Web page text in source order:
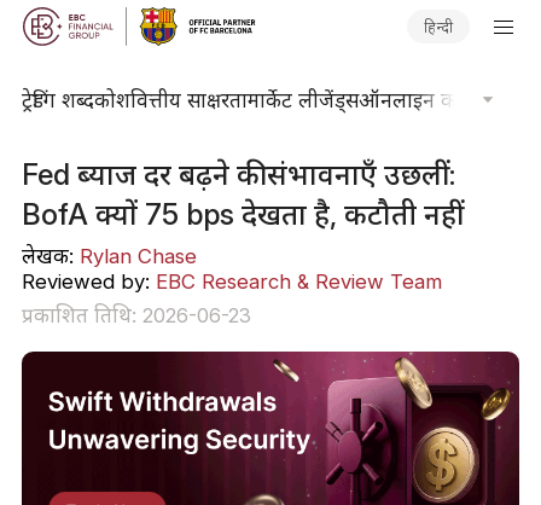
हिन्दी
ट्रेडिंग शब्दकोशवित्तीय साक्षरतामार्केट लीजेंड्सऑनलाइन कोर्स
Fed ब्याज दर बढ़ने की संभावनाएँ उछलीं:
BofA क्यों 75 bps देखता है, कटौती नहीं
लेखक: Rylan Chase
Reviewed by: EBC Research & Review Team
प्रकाशित तिथि: 2026-06-23